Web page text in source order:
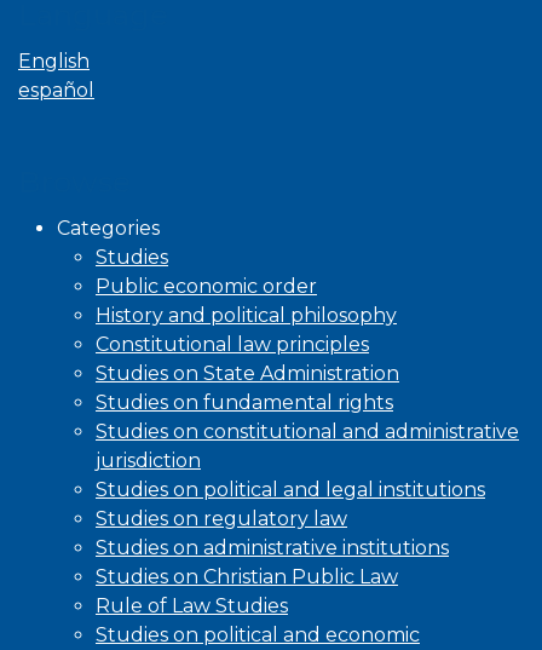
English
español
Categories
Studies
Public economic order
History and political philosophy
Constitutional law principles
Studies on State Administration
Studies on fundamental rights
Studies on constitutional and administrative
jurisdiction
Studies on political and legal institutions
Studies on regulatory law
Studies on administrative institutions
Studies on Christian Public Law
Rule of Law Studies
Studies on political and economic